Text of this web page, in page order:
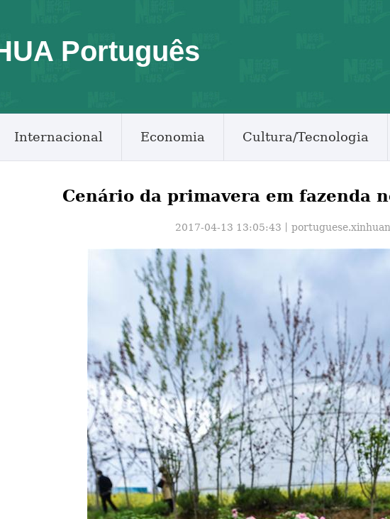
Português
Internacional Economia Cultura/Tecnologia
Cenário da primavera em fazenda
2017-04-13 13:05:43丨